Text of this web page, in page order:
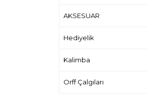
AKSESUAR
Hediyelik
Kalimba
Orff Çalgıları